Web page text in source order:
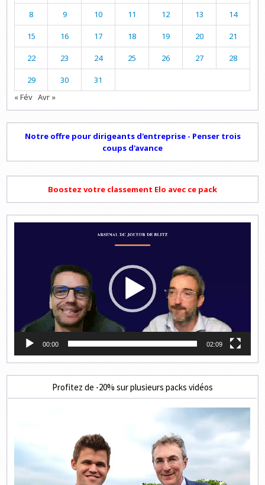
8 9 10 11 12 13 14
15 16 17 18 19 20 21
22 23 24 25 26 27 28
29 30
31
« Fév Avr »
Notre offre pour dirigeants d'entreprise - Penser trois
coups d'avance
Boostez votre classement Elo avec ce pack
00:00 02:09
Profitez de -20% sur plusieurs packs vidéos